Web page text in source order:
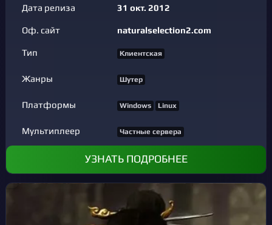
Дата релиза 31 окт. 2012
Оф. сайт naturalselection2.com
Тип Клиентская
Жанры Шутер
Платформы Windows Linux
Мультиплеер Частные сервера
УЗНАТЬ ПОДРОБНЕЕ